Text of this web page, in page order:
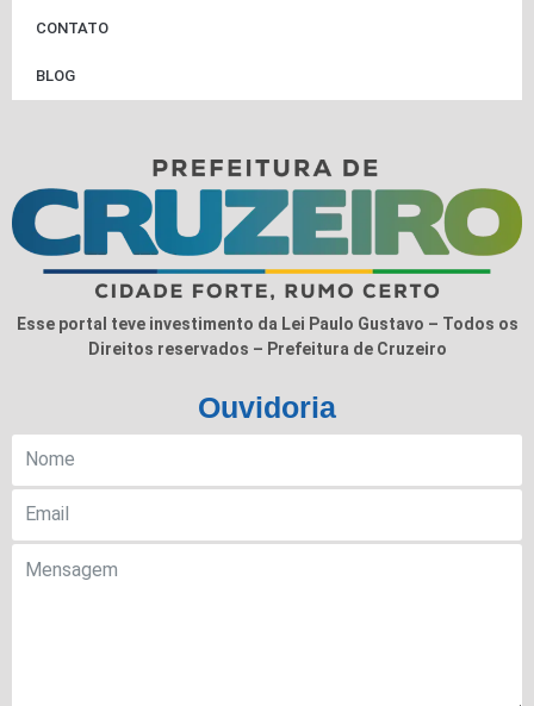
CONTATO
BLOG
Esse portal teve investimento da Lei Paulo Gustavo – Todos os
Direitos reservados – Prefeitura de Cruzeiro
Ouvidoria